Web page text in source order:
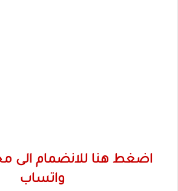
اضغط هنا للانضمام الى
واتساب